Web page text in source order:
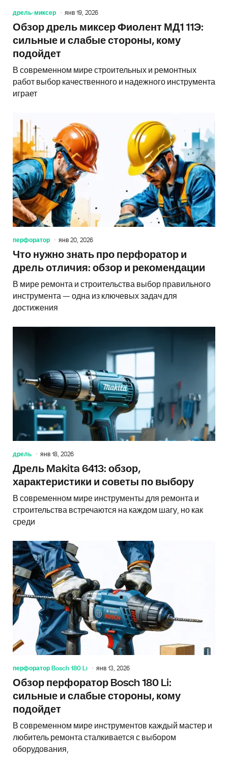
дрель-миксер янв 19, 2026
Обзор дрель миксер Фиолент МД1 11Э:
сильные и слабые стороны, кому
подойдет
В современном мире строительных и ремонтных
работ выбор качественного и надежного инструмента
играет
перфоратор янв 20, 2026
Что нужно знать про перфоратор и
дрель отличия: обзор и рекомендации
В мире ремонта и строительства выбор правильного
инструмента — одна из ключевых задач для
достижения
дрель янв 18, 2026
Дрель Makita 6413: обзор,
характеристики и советы по выбору
В современном мире инструменты для ремонта и
строительства встречаются на каждом шагу, но как
среди
перфоратор Bosch 180 Li янв 13, 2026
Обзор перфоратор Bosch 180 Li:
сильные и слабые стороны, кому
подойдет
В современном мире инструментов каждый мастер и
любитель ремонта сталкивается с выбором
оборудования,